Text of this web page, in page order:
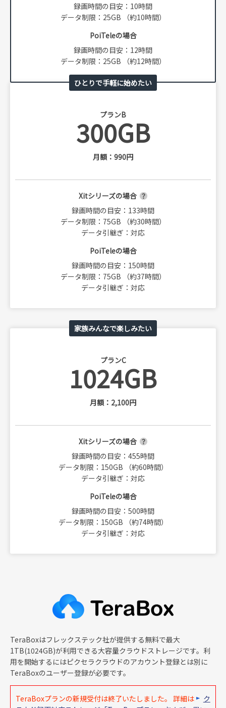
録画時間の目安：10時間
データ制限：25GB （約10時間）
PoiTeleの場合
録画時間の目安：12時間
データ制限：25GB （約12時間）
ひとりで手軽に始めたい
プランB
300GB
月額：990円
Xitシリーズの場合
録画時間の目安：133時間
データ制限：75GB （約30時間）
データ引継ぎ：対応
PoiTeleの場合
録画時間の目安：150時間
データ制限：75GB （約37時間）
データ引継ぎ：対応
家族みんなで楽しみたい
プランC
1024GB
月額：2,100円
Xitシリーズの場合
録画時間の目安：455時間
データ制限：150GB （約60時間）
データ引継ぎ：対応
PoiTeleの場合
録画時間の目安：500時間
データ制限：150GB （約74時間）
データ引継ぎ：対応
TeraBoxはフレックステック社が提供する無料で最大
1TB(1024GB)が利用できる大容量クラウドストレージです。利
用を開始するにはピクセラクラウドのアカウント登録とは別に
TeraBoxのユーザー登録が必要です。
TeraBoxプランの新規受付は終了いたしました。 詳細は
ク